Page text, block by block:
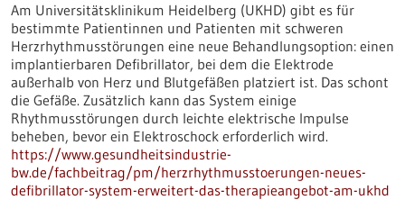
Am Universitätsklinikum Heidelberg (UKHD) gibt es für
bestimmte Patientinnen und Patienten mit schweren
Herzrhythmusstörungen eine neue Behandlungsoption: einen
implantierbaren Defibrillator, bei dem die Elektrode
außerhalb von Herz und Blutgefäßen platziert ist. Das schont
die Gefäße. Zusätzlich kann das System einige
Rhythmusstörungen durch leichte elektrische Impulse
beheben, bevor ein Elektroschock erforderlich wird.
https://www.gesundheitsindustrie-
bw.de/fachbeitrag/pm/herzrhythmusstoerungen-neues-
defibrillator-system-erweitert-das-therapieangebot-am-ukhd